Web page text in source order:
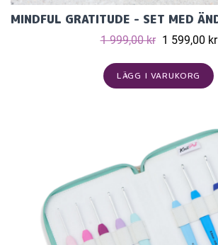
1 999,00 kr 1 599,00 kr
LÄGG I VARUKORG